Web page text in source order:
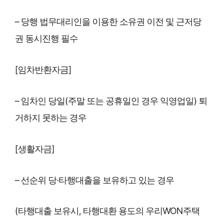
– 당행 법무대리인을 이용한 소유권 이전 및 근저당
권 동시진행 필수
[임차반환자금]
– 임차인 당일(주말 또는 공휴일인 경우 익영업일) 퇴
거하지 못하는 경우
[생활자금]
– 선순위 당·타행대출을 보유하고 있는 경우
(타행대출 보유시, 타행대환 용도의 우리WON주택